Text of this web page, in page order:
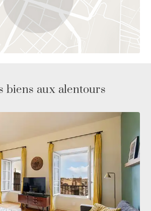
biens aux alentours